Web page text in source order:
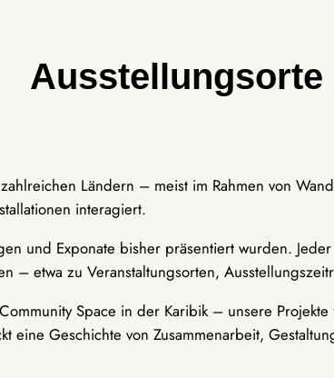
Ausstellungsorte
Ländern – meist im Rahmen von
interagiert.
und Exponate bisher präsentiert wurden.
– etwa zu Veranstaltungsorten,
Space in der Karibik – unsere
eine Geschichte von Zusammenarbeit,